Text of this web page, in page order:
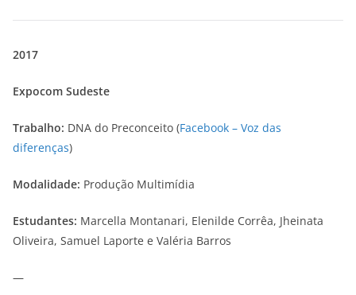
2017
Expocom Sudeste
Trabalho: DNA do Preconceito (Facebook – Voz das
diferenças)
Modalidade: Produção Multimídia
Estudantes: Marcella Montanari, Elenilde Corrêa, Jheinata
Oliveira, Samuel Laporte e Valéria Barros
—